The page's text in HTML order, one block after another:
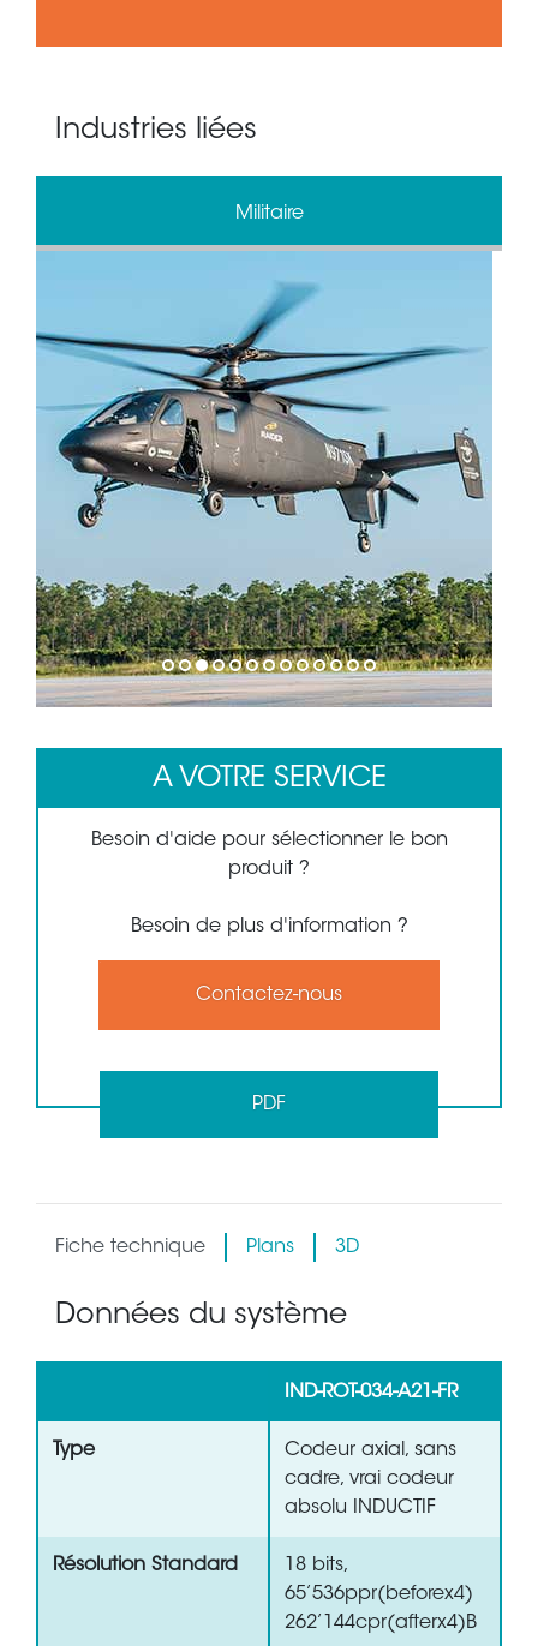
Industries liées
Militaire
1 2 3 4 5 6 7 8 9 10111213
A VOTRE SERVICE
Besoin d'aide pour sélectionner le bon
produit ?
Besoin de plus d'information ?
Contactez-nous
PDF
Fiche technique Plans 3D
Données du système
IND-ROT-034-A21-FR
Type
Codeur axial, sans
cadre, vrai codeur
absolu INDUCTIF
Résolution Standard
18 bits,
65’536ppr(beforex4)
262’144cpr(afterx4)B